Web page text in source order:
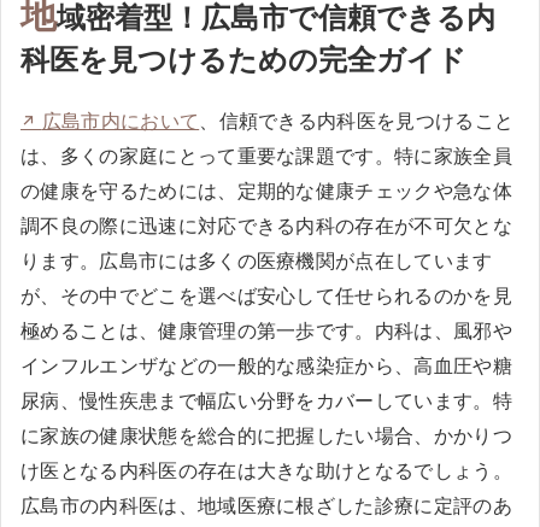
地域密着型！広島市で信頼できる内
科医を見つけるための完全ガイド
広島市内において 、信頼できる内科医を見つけること
は、多くの家庭にとって重要な課題です。特に家族全員
の健康を守るためには、定期的な健康チェックや急な体
調不良の際に迅速に対応できる内科の存在が不可欠とな
ります。広島市には多くの医療機関が点在しています
が、その中でどこを選べば安心して任せられるのかを見
極めることは、健康管理の第一歩です。内科は、風邪や
インフルエンザなどの一般的な感染症から、高血圧や糖
尿病、慢性疾患まで幅広い分野をカバーしています。特
に家族の健康状態を総合的に把握したい場合、かかりつ
け医となる内科医の存在は大きな助けとなるでしょう。
広島市の内科医は、地域医療に根ざした診療に定評のあ